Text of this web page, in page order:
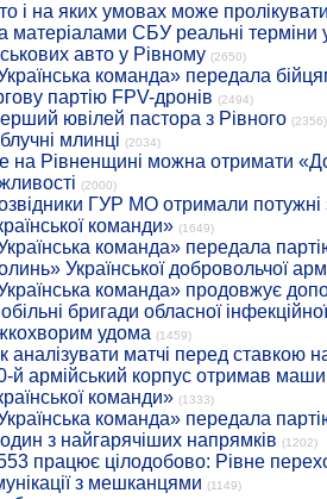
і на яких умовах може
матеріалами СБУ реальні терміни
авто у Рівному (2650)
команда» передала
партію FPV-дронів (2494)
ювілей пастора з Рівного (2356)
млинці (2034)
на Рівненщині можна отримати
(2000)
ГУР МО отримали потужні
команди» (1649)
команда» передала
Української добровольчої
команда» продовжує
бригади обласної
удома (1459)
аналізувати матчі перед ставкою
й армійський корпус отримав
команди» (1333)
команда» передала
з найгарячіших напрямків (1202)
працює цілодобово: Рівне
з мешканцями (1149)